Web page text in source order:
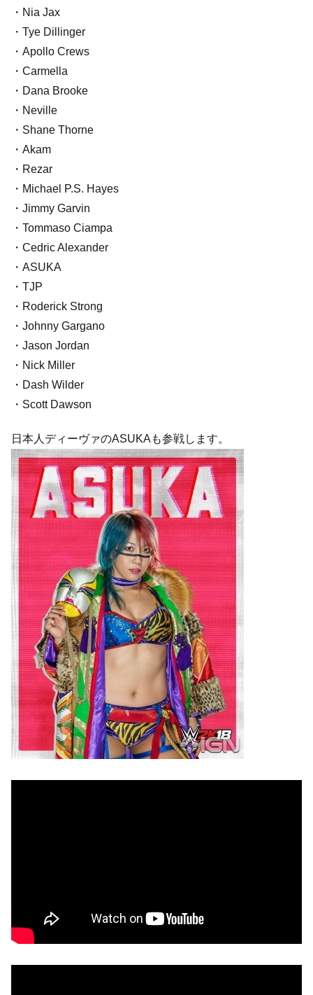
・Nia Jax
・Tye Dillinger
・Apollo Crews
・Carmella
・Dana Brooke
・Neville
・Shane Thorne
・Akam
・Rezar
・Michael P.S. Hayes
・Jimmy Garvin
・Tommaso Ciampa
・Cedric Alexander
・ASUKA
・TJP
・Roderick Strong
・Johnny Gargano
・Jason Jordan
・Nick Miller
・Dash Wilder
・Scott Dawson
日本人ディーヴァのASUKAも参戦します。